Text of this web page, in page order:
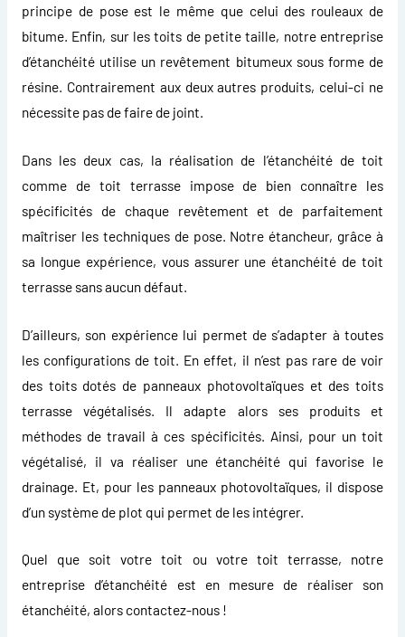
principe de pose est le même que celui des rouleaux de
bitume. Enfin, sur les toits de petite taille, notre entreprise
d’étanchéité utilise un revêtement bitumeux sous forme de
résine. Contrairement aux deux autres produits, celui-ci ne
nécessite pas de faire de joint.
Dans les deux cas, la réalisation de l’étanchéité de toit
comme de toit terrasse impose de bien connaître les
spécificités de chaque revêtement et de parfaitement
maîtriser les techniques de pose. Notre étancheur, grâce à
sa longue expérience, vous assurer une étanchéité de toit
terrasse sans aucun défaut.
D’ailleurs, son expérience lui permet de s’adapter à toutes
les configurations de toit. En effet, il n’est pas rare de voir
des toits dotés de panneaux photovoltaïques et des toits
terrasse végétalisés. Il adapte alors ses produits et
méthodes de travail à ces spécificités. Ainsi, pour un toit
végétalisé, il va réaliser une étanchéité qui favorise le
drainage. Et, pour les panneaux photovoltaïques, il dispose
d’un système de plot qui permet de les intégrer.
Quel que soit votre toit ou votre toit terrasse, notre
entreprise d’étanchéité est en mesure de réaliser son
étanchéité, alors contactez-nous !